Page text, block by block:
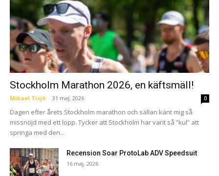
Stockholm Marathon 2026, en käftsmäll!
Mikael Tisjö - 31 maj, 2026 0
Dagen efter årets Stockholm marathon och sällan känt mig så
missnöjd med ett lopp. Tycker att Stockholm har varit så ”kul” att
springa med den...
Recension Soar ProtoLab ADV Speedsuit
16 maj, 2026